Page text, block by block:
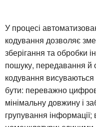
У процесі
кодування дозволяє
зберігання та обробки
пошуку, передавання й
кодування
бути: переважно
мінімальну довжину і
групування інформації;